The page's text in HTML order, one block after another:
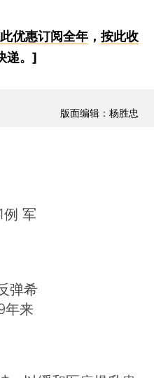
优惠订阅全年， 按此收
递。]
版面编辑：杨胜忠
例 军
弹希
年来